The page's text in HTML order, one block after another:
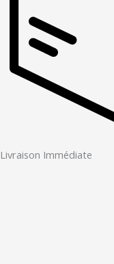
Livraison Immédiate